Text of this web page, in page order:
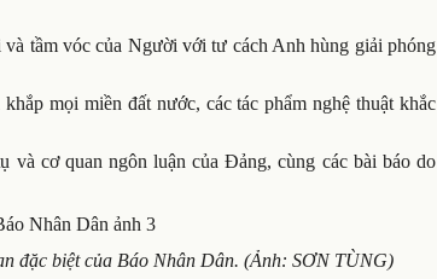
tầm vóc của Người với tư cách Anh hùng giải phóng
mọi miền đất nước, các tác phẩm nghệ thuật khắc
và cơ quan ngôn luận của Đảng, cùng các bài báo do
đặc biệt của Báo Nhân Dân. (Ảnh: SƠN TÙNG)